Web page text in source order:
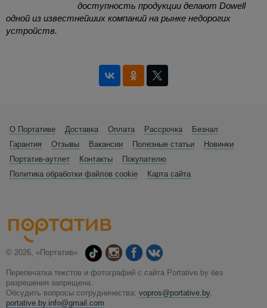
доступность продукции делают Dowell
одной из известнейших компаний на рынке недорогих
устройств.
О Портативе Доставка Оплата Рассрочка
Безнал
Гарантия
Отзывы Вакансии Полезные статьи
Новинки
Портатив-аутлет
Контакты
Покупателю
Политика обработки файлов cookie
Карта сайта
© 2026, «Портатив»
Перепечатка текстов и фотографий с сайта Portative.by без
разрешения запрещена.
Обсудить вопросы сотрудничества: vopros@portative.by,
portative.by.info@gmail.com